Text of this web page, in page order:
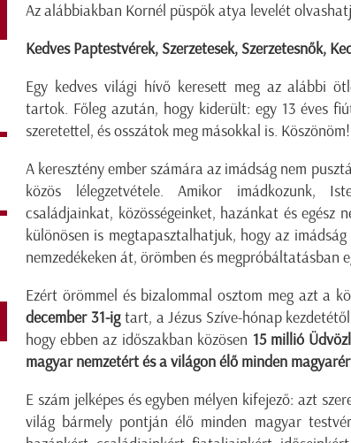
Az alábbiakban Kornél püspök atya levelét
Kedves Paptestvérek, Szerzetesek, Szerzetesnők,
Egy kedves világi hívő keresett meg az alábbi
tartok. Főleg azután, hogy kiderült: egy 13 éves
szeretettel, és osszátok meg másokkal is. Köszönöm!
A keresztény ember számára az imádság nem
közös lélegzetvétele. Amikor imádkozunk,
családjainkat, közösségeinket, hazánkat és egész
különösen is megtapasztalhatjuk, hogy az
nemzedékeken át, örömben és megpróbáltatásban
Ezért örömmel és bizalommal osztom meg azt a
december 31-igtart, a Jézus Szíve-hónap
hogy ebben az időszakban közösen 15 millió
magyar nemzetért és a világon élő minden
E szám jelképes és egyben mélyen kifejező: azt
világ bármely pontján élő minden magyar